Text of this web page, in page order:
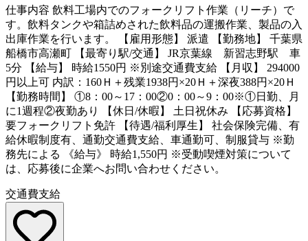
仕事内容 飲料工場内でのフォークリフト作業（リーチ）で
す。飲料タンクや箱詰めされた飲料品の運搬作業、製品の入
出庫作業を行います。 【雇用形態】 派遣 【勤務地】 千葉県
船橋市高瀬町 【最寄り駅/交通】 JR京葉線 新習志野駅 車
5分 【給与】 時給1550円 ※別途交通費支給 【月収】 294000
円以上可 内訳：160Ｈ＋残業1938円×20Ｈ＋深夜388円×20Ｈ
【勤務時間】 ①8：00～17：00②0：00～9：00※①日勤、月
に1週程②夜勤あり 【休日/休暇】 土日祝休み 【応募資格】
要フォークリフト免許 【待遇/福利厚生】 社会保険完備、有
給休暇制度有、通勤交通費支給、車通勤可、制服貸与 ※勤
務先による 《給与》 時給1,550円 ※受動喫煙対策について
は、応募後に企業へお問い合わせください。
交通費支給